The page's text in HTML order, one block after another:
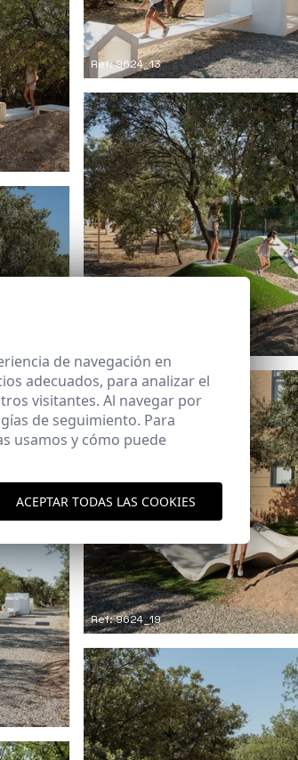
Ref: 9624_13
Ref: 9624_19
de navegación en
adecuados, para analizar el
visitantes. Al navegar por
de seguimiento. Para
usamos y cómo puede
ACEPTAR TODAS LAS COOKIES